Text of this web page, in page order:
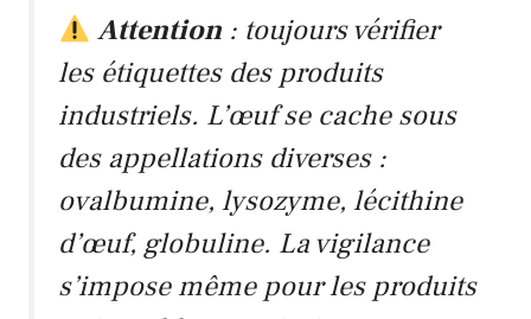
Attention : toujours vérifier
les étiquettes des produits
industriels. L’œuf se cache sous
des appellations diverses :
ovalbumine, lysozyme, lécithine
d’œuf, globuline. La vigilance
s’impose même pour les produits